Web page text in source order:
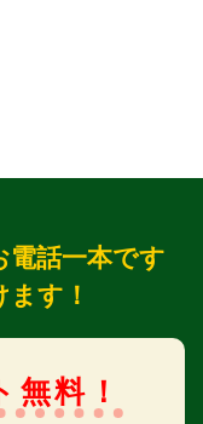
電話一本です
す！
料！